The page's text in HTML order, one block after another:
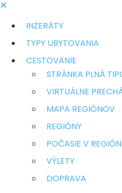
INZERÁTY
TYPY UBYTOVANIA
CESTOVANIE
STRÁNKA PLNÁ
VIRTUÁLNE
MAPA REGIÓNOV
REGIÓNY
POČASIE V
VÝLETY
DOPRAVA